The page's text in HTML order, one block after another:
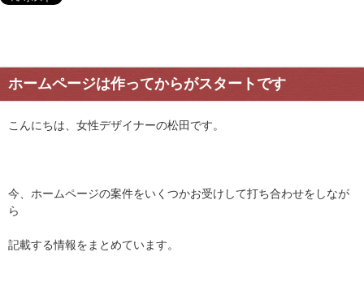
ホームページは作ってからがスタートです
こんにちは、女性デザイナーの松田です。
今、ホームページの案件をいくつかお受けして打ち合わせをしなが
ら
記載する情報をまとめています。